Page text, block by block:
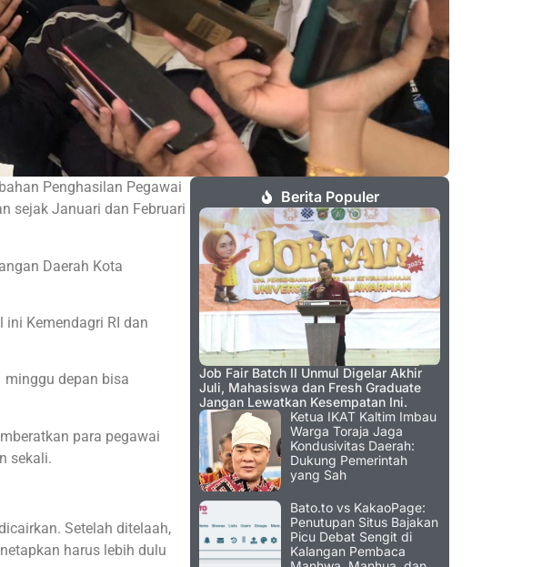
Penghasilan Pegawai
sejak Januari dan Februari
Daerah Kota
Kemendagri RI dan
depan bisa
para pegawai
sekali.
Setelah ditelaah,
harus lebih dulu
Berita Populer
Job Fair Batch II Unmul Digelar Akhir
Juli, Mahasiswa dan Fresh Graduate
Jangan Lewatkan Kesempatan Ini.
Ketua IKAT Kaltim Imbau
Warga Toraja Jaga
Kondusivitas Daerah:
Dukung Pemerintah
yang Sah
Bato.to vs KakaoPage:
Penutupan Situs Bajakan
Picu Debat Sengit di
Kalangan Pembaca